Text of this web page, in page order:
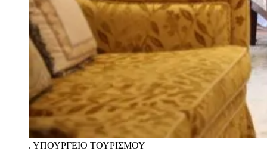
. ΥΠΟΥΡΓΕΙΟ ΤΟΥΡΙΣΜΟΥ